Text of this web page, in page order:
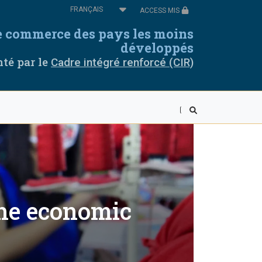
Select
your
ACCESS MIS
des pays les moins
développés
par le Cadre intégré renforcé (CIR)
Cabo Verde
Mali
Rwanda
Leone Somalie
Togo
economic